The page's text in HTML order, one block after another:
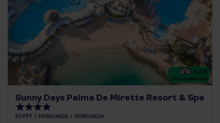
4.2/5
2376 hodnocení
Sunny Days Palma De Mirette Resort & Spa
EGYPT HURGHADA HURGHADA